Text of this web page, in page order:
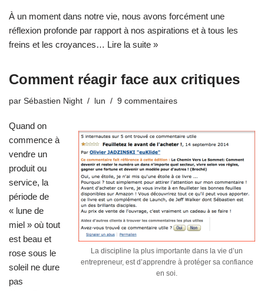
À un moment dans notre vie, nous avons forcément une
réflexion profonde par rapport à nos aspirations et à tous les
freins et les croyances… Lire la suite »
Comment réagir face aux critiques
par Sébastien Night lun 9 commentaires
La discipline la plus importante dans la vie d’un
entrepreneur, est d’apprendre à protéger sa confiance
en soi.
Quand on
commence à
vendre un
produit ou
service, la
période de
« lune de
miel » où tout
est beau et
rose sous le
soleil ne dure
pas